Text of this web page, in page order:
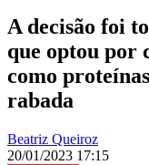
A decisão foi
que optou por
como
rabada
Beatriz Queiroz
20/01/2023 17:15